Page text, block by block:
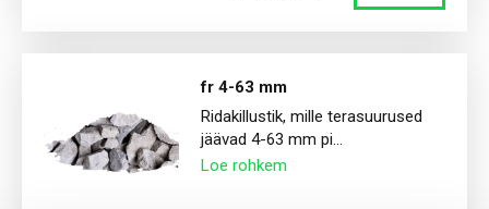
fr 4-63 mm
Ridakillustik, mille terasuurused
jäävad 4-63 mm pi...
Loe rohkem